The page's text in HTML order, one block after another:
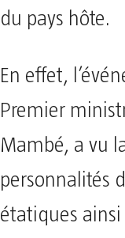
du pays hôte.
En effet,
Premier
Mambé, a vu
personnalités
étatiques